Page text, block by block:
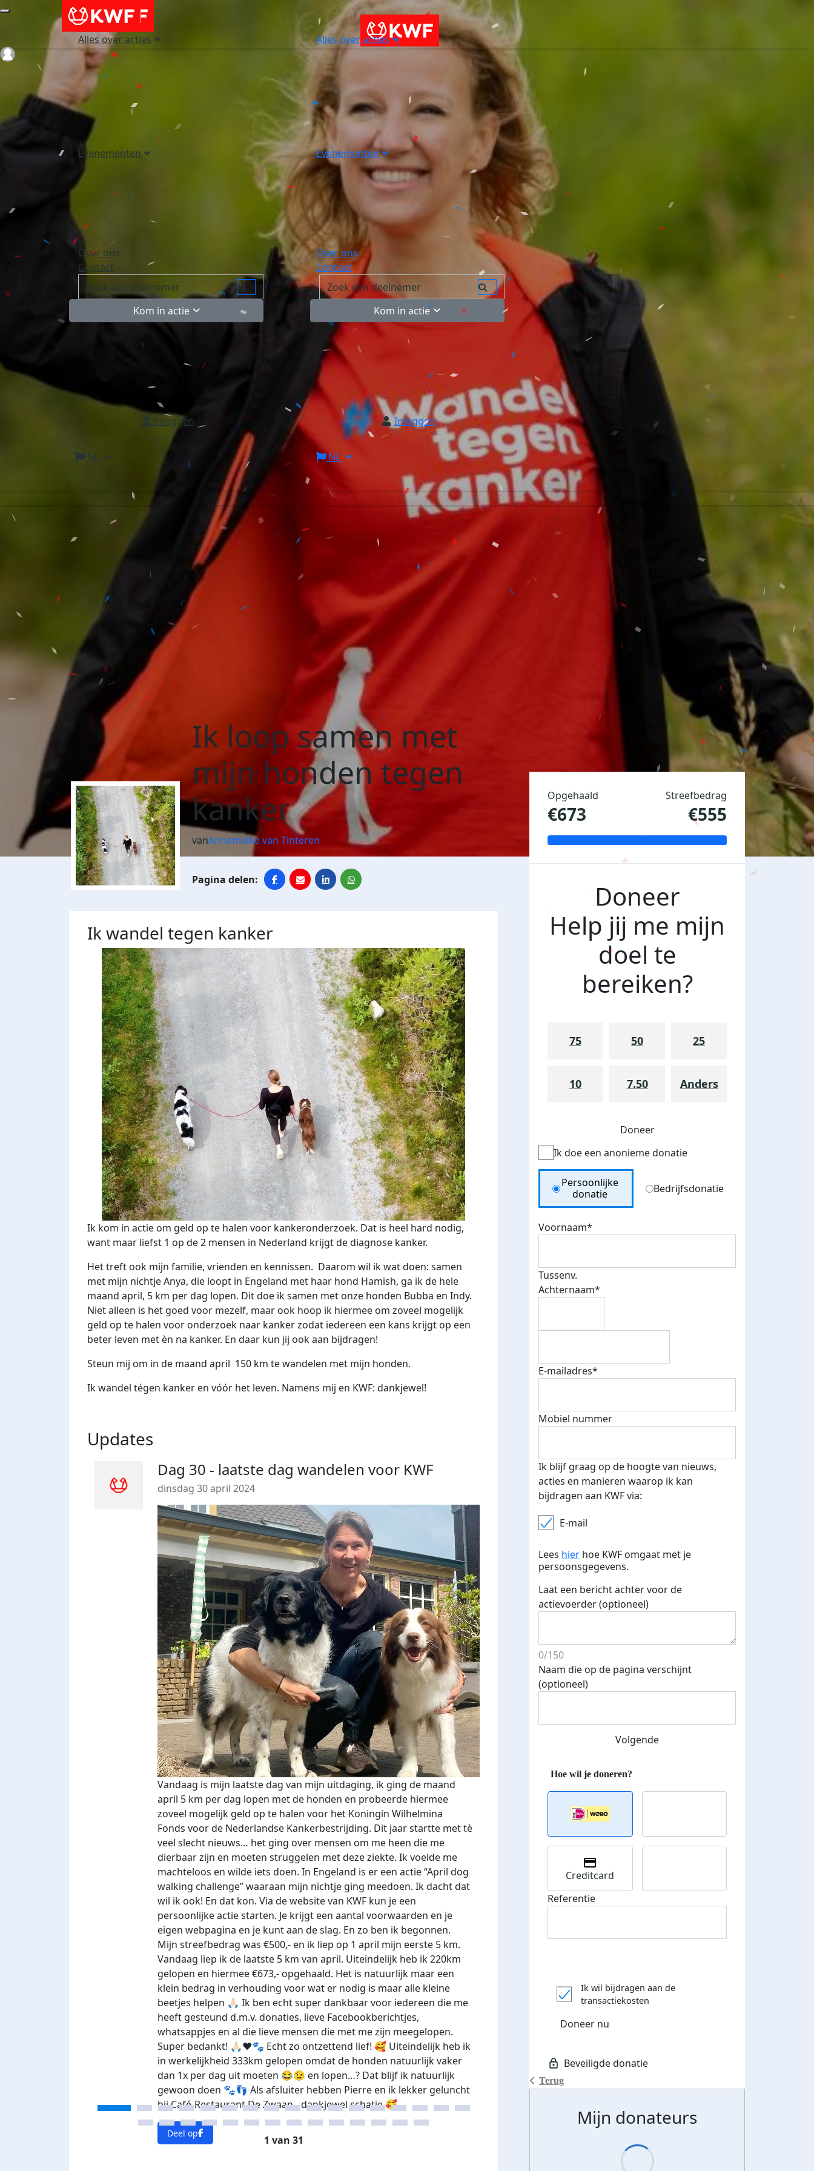
Alles over acties
Evenementen
Over ons
Contact
Kom in actie
Inloggen
NL
Alles over acties
Evenementen
Over ons
Contact
Kom in actie
Inloggen
NL
Ik loop samen met
mijn honden tegen
kanker
vanAnnemieke van Tinteren
Ik wandel tegen kanker
Ik kom in actie om geld op te halen voor kankeronderzoek. Dat is heel hard nodig,
want maar liefst 1 op de 2 mensen in Nederland krijgt de diagnose kanker.
Het treft ook mijn familie, vrienden en kennissen. Daarom wil ik wat doen: samen
met mijn nichtje Anya, die loopt in Engeland met haar hond Hamish, ga ik de hele
maand april, 5 km per dag lopen. Dit doe ik samen met onze honden Bubba en Indy.
Niet alleen is het goed voor mezelf, maar ook hoop ik hiermee om zoveel mogelijk
geld op te halen voor onderzoek naar kanker zodat iedereen een kans krijgt op een
beter leven met èn na kanker. En daar kun jij ook aan bijdragen!
Steun mij om in de maand april 150 km te wandelen met mijn honden.
Ik wandel tégen kanker en vóór het leven. Namens mij en KWF: dankjewel!
Updates
Dag 30 - laatste dag wandelen voor KWF
dinsdag 30 april 2024
Vandaag is mijn laatste dag van mijn uitdaging, ik ging de maand
april 5 km per dag lopen met de honden en probeerde hiermee
zoveel mogelijk geld op te halen voor het Koningin Wilhelmina
Fonds voor de Nederlandse Kankerbestrijding. Dit jaar startte met tè
veel slecht nieuws… het ging over mensen om me heen die me
dierbaar zijn en moeten struggelen met deze ziekte. Ik voelde me
machteloos en wilde iets doen. In Engeland is er een actie “April dog
walking challenge” waaraan mijn nichtje ging meedoen. Ik dacht dat
wil ik ook! En dat kon. Via de website van KWF kun je een
persoonlijke actie starten. Je krijgt een aantal voorwaarden en je
eigen webpagina en je kunt aan de slag. En zo ben ik begonnen.
Mijn streefbedrag was €500,- en ik liep op 1 april mijn eerste 5 km.
Vandaag liep ik de laatste 5 km van april. Uiteindelijk heb ik 220km
gelopen en hiermee €673,- opgehaald. Het is natuurlijk maar een
klein bedrag in verhouding voor wat er nodig is maar alle kleine
beetjes helpen 🙏🏻 Ik ben echt super dankbaar voor iedereen die me
heeft gesteund d.m.v. donaties, lieve Facebookberichtjes,
whatsappjes en al die lieve mensen die met me zijn meegelopen.
Super bedankt! 🙏🏻❤️🐾 Echt zo ontzettend lief! 🥰 Uiteindelijk heb ik
in werkelijkheid 333km gelopen omdat de honden natuurlijk vaker
dan 1x per dag uit moeten 😂😉 en lopen…? Dat blijf ik natuurlijk
gewoon doen 🐾👣 Als afsluiter hebben Pierre en ik lekker geluncht
bij Café-Restaurant De Zwaan - dankjewel schatje 🥰
Deel op
Dag 29 wandelen KWF
maandag 29 april 2024
keer meelopen! Dat ging prima! Prachtig weer ☀️ en
geschrokken van twee knallen 😱 en zo nerveus aan de
zielig. Indy is vandaag jarig en trekt zich daarvan alles
1 van 31
Opgehaald
€673
Streefbedrag
€555
Doneer
Help jij me mijn
doel te
bereiken?
75 50 25
10 7.50 Anders
Doneer
Ik doe een anonieme donatie
Donation Type
Persoonlijke
donatie
Bedrijfsdonatie
Voornaam*
Tussenv.
Achternaam*
E-mailadres*
Mobiel nummer
Ik blijf graag op de hoogte van nieuws,
acties en manieren waarop ik kan
bijdragen aan KWF via:
E-mail
Lees hier hoe KWF omgaat met je
persoonsgegevens.
Laat een bericht achter voor de
actievoerder (optioneel)
0/150
Naam die op de pagina verschijnt
(optioneel)
Volgende
Terug
Creditcard
Referentie
Ik wil bijdragen aan de
transactiekosten
Doneer nu
Mijn donateurs